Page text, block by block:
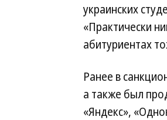
украинских
«Практически
абитуриентах
Ранее в
а также был
«Яндекс»,